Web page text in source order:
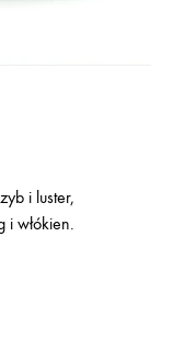
i luster,
i włókien.